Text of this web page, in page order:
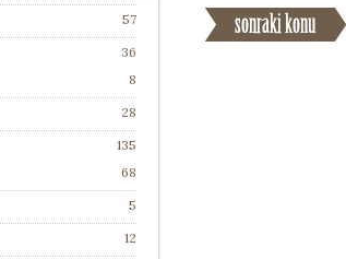
57
36
8
28
135
68
5
12